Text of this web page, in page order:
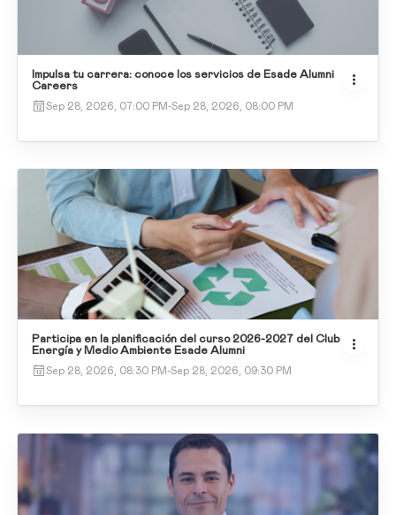
Impulsa tu carrera: conoce los servicios de Esade Alumni
Careers
Sep 28, 2026, 07:00 PM-Sep 28, 2026, 08:00 PM
Participa en la planificación del curso 2026-2027 del Club
Energía y Medio Ambiente Esade Alumni
Sep 28, 2026, 08:30 PM-Sep 28, 2026, 09:30 PM